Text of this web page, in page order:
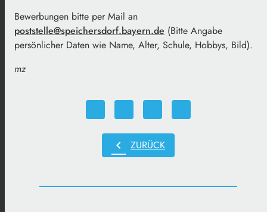
Bewerbungen bitte per Mail an
poststelle@speichersdorf.bayern.de (Bitte Angabe
persönlicher Daten wie Name, Alter, Schule, Hobbys, Bild).
mz
chevron_left ZURÜCK